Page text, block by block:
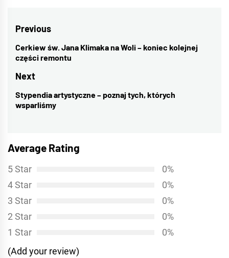
Nawigacja
wpisu
Previous
Previous
post:
Cerkiew św. Jana Klimaka na Woli – koniec kolejnej
części remontu
Next
Next
post:
Stypendia artystyczne – poznaj tych, których
wsparliśmy
Average Rating
5 Star
0%
4 Star
0%
3 Star
0%
2 Star
0%
1 Star
0%
(Add your review)